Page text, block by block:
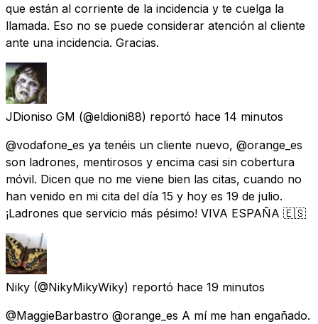
que están al corriente de la incidencia y te cuelga la
llamada. Eso no se puede considerar atención al cliente
ante una incidencia. Gracias.
JDioniso GM (@eldioni88) reportó hace 14 minutos
@vodafone_es ya tenéis un cliente nuevo, @orange_es
son ladrones, mentirosos y encima casi sin cobertura
móvil. Dicen que no me viene bien las citas, cuando no
han venido en mi cita del día 15 y hoy es 19 de julio.
¡Ladrones que servicio más pésimo! VIVA ESPAÑA 🇪🇸
Niky (@NikyMikyWiky) reportó hace 19 minutos
@MaggieBarbastro @orange_es A mí me han engañado.